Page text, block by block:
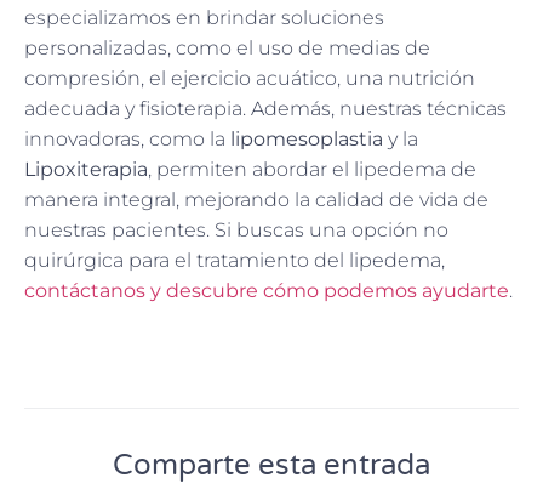
especializamos en brindar soluciones
personalizadas, como el uso de medias de
compresión, el ejercicio acuático, una nutrición
adecuada y fisioterapia. Además, nuestras técnicas
innovadoras, como la lipomesoplastia y la
Lipoxiterapia, permiten abordar el lipedema de
manera integral, mejorando la calidad de vida de
nuestras pacientes. Si buscas una opción no
quirúrgica para el tratamiento del lipedema,
contáctanos y descubre cómo podemos ayudarte.
Comparte esta entrada